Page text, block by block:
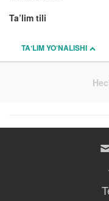
Ta’lim tili
TAʼLIM YO‘NALISHI